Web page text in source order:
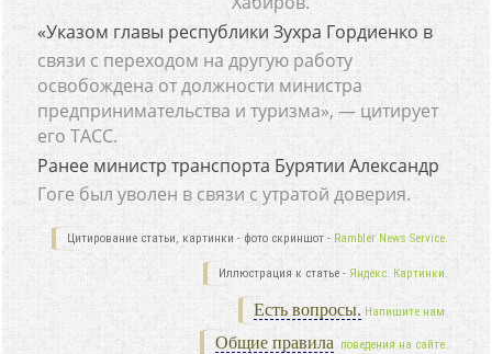
«Указом главы республики Зухра Гордиенко в
связи с переходом на другую работу
освобождена от должности министра
предпринимательства и туризма», — цитирует
его ТАСС.
Ранее министр транспорта Бурятии Александр
Гоге был уволен в связи с утратой доверия.
Цитирование статьи, картинки - фото скриншот - Rambler News Service.
Иллюстрация к статье - Яндекс. Картинки.
Есть вопросы. Напишите нам.
Общие правила поведения на сайте.